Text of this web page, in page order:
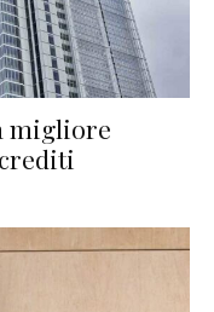
migliore